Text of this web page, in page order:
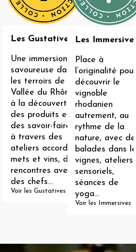
Les Gustatives
Une immersion
savoureuse dans
les terroirs de la
Vallée du Rhône,
à la découverte
des produits et
des savoir-faire,
à travers des
ateliers accords
mets et vins, des
rencontres avec
des chefs…
Voir les Gustatives
Les Immersives
Place à
l’originalité pour
découvrir le
vignoble
rhodanien
autrement, au
rythme de la
nature, avec des
balades dans les
vignes, ateliers
sensoriels,
séances de
yoga…
Voir les Immersives